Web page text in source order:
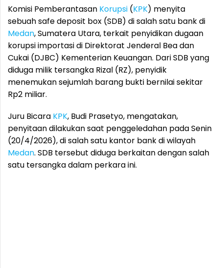
Komisi Pemberantasan Korupsi (KPK) menyita
sebuah safe deposit box (SDB) di salah satu bank di
Medan, Sumatera Utara, terkait penyidikan dugaan
korupsi importasi di Direktorat Jenderal Bea dan
Cukai (DJBC) Kementerian Keuangan. Dari SDB yang
diduga milik tersangka Rizal (RZ), penyidik
menemukan sejumlah barang bukti bernilai sekitar
Rp2 miliar.
Juru Bicara KPK, Budi Prasetyo, mengatakan,
penyitaan dilakukan saat penggeledahan pada Senin
(20/4/2026), di salah satu kantor bank di wilayah
Medan. SDB tersebut diduga berkaitan dengan salah
satu tersangka dalam perkara ini.